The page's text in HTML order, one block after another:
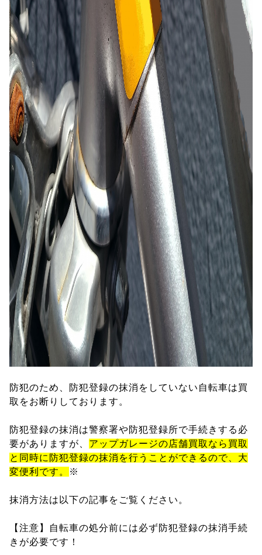
防犯のため、防犯登録の抹消をしていない自転車は買
取をお断りしております。
防犯登録の抹消は警察署や防犯登録所で手続きする必
要がありますが、 アップガレージの店舗買取なら買取
と同時に防犯登録の抹消を行うことができるので、大
変便利です。
※
抹消方法は以下の記事をご覧ください。
【注意】自転車の処分前には必ず防犯登録の抹消手続
きが必要です！